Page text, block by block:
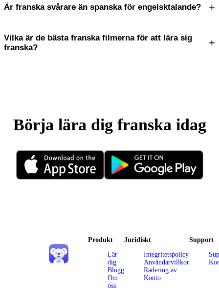
Är franska svårare än spanska för engelsktalande? +
Vilka är de bästa franska filmerna för att lära sig
franska?
+
Börja lära dig franska idag
Produkt
Lär
dig
Blogg
Om
oss
Juridiskt
Integritetspolicy
Användarvillkor
Radering av
Konto
Support